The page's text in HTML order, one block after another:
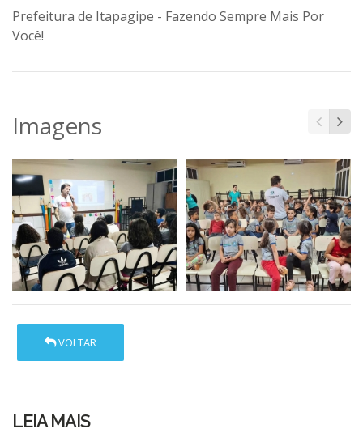
Prefeitura de Itapagipe - Fazendo Sempre Mais Por
Você!
Imagens
VOLTAR
LEIA MAIS